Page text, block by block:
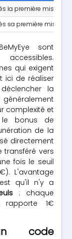
la première mission
sa première mission
sont
qui exigent
ici de réaliser
la
complexité et
bonus de
de la
directement
transféré vers
fois le seuil
L'avantage
qu'il n'y a
: chaque
rapporte 1€
code